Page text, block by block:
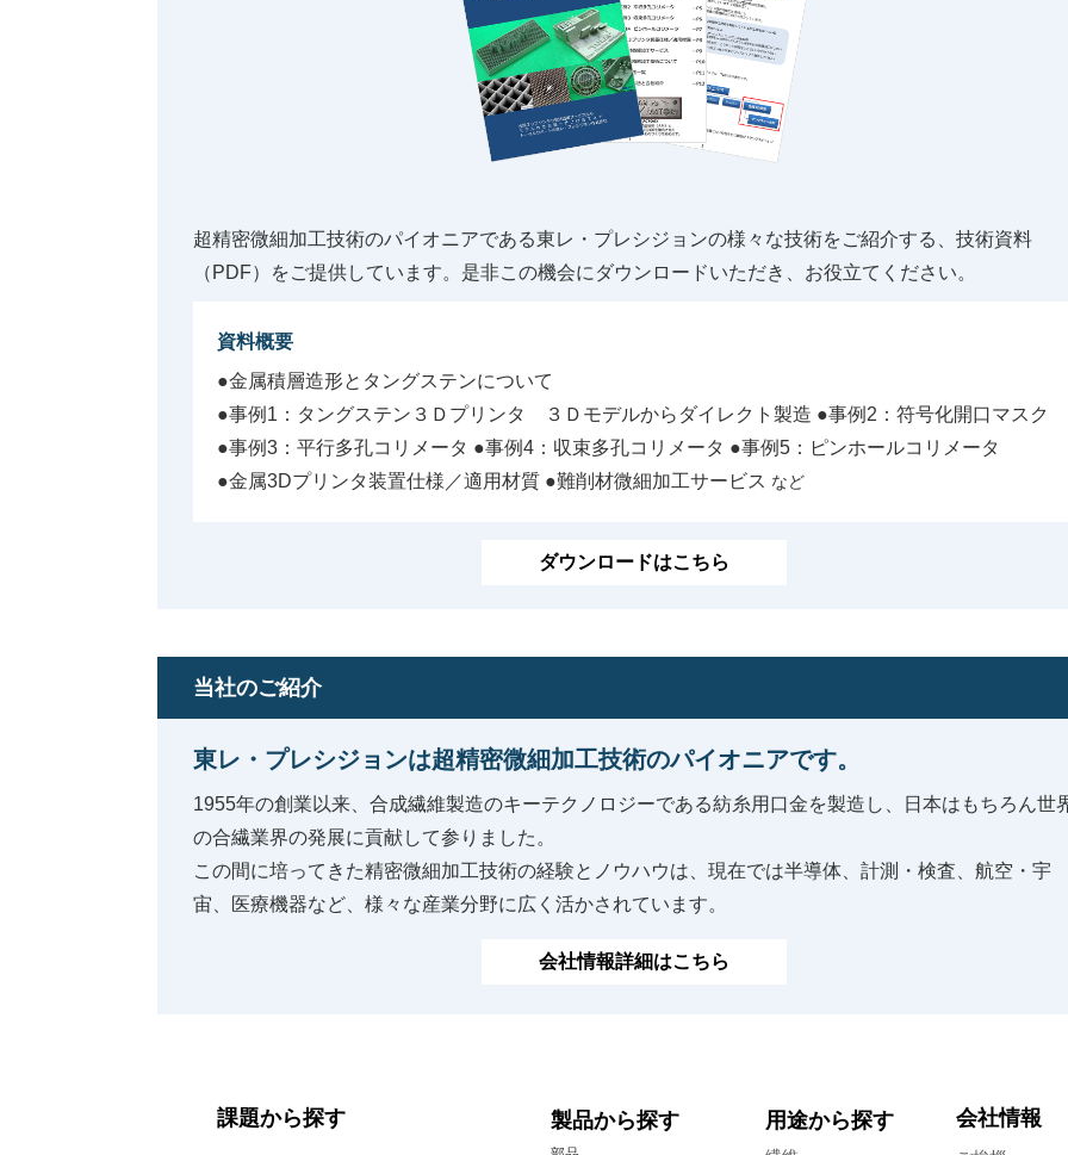
超精密微細加工技術のパイオニアである東レ・プレシジョンの様々な技術をご紹介する、技術資料
（PDF）をご提供しています。是非この機会にダウンロードいただき、お役立てください。
資料概要
●金属積層造形とタングステンについて
●事例1：タングステン３Ｄプリンタ ３Ｄモデルからダイレクト製造 ●事例2：符号化開口マスク
●事例3：平行多孔コリメータ ●事例4：収束多孔コリメータ ●事例5：ピンホールコリメータ
●金属3Dプリンタ装置仕様／適用材質 ●難削材微細加工サービス など
ダウンロードはこちら
当社のご紹介
東レ・プレシジョンは超精密微細加工技術のパイオニアです。
1955年の創業以来、合成繊維製造のキーテクノロジーである紡糸用口金を製造し、日本はもちろん世
の合繊業界の発展に貢献して参りました。
この間に培ってきた精密微細加工技術の経験とノウハウは、現在では半導体、計測・検査、航空・宇
宙、医療機器など、様々な産業分野に広く活かされています。
会社情報詳細はこちら
課題から探す 製品から探す 用途から探す 会社情報